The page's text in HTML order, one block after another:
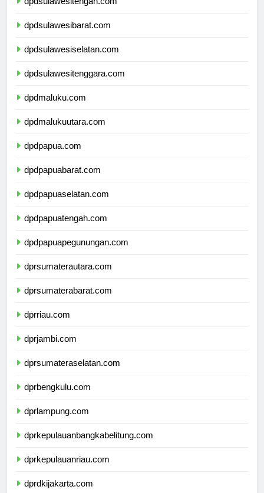
dpdsulawesibarat.com
dpdsulawesiselatan.com
dpdsulawesitenggara.com
dpdmaluku.com
dpdmalukuutara.com
dpdpapua.com
dpdpapuabarat.com
dpdpapuaselatan.com
dpdpapuatengah.com
dpdpapuapegunungan.com
dprsumaterautara.com
dprsumaterabarat.com
dprriau.com
dprjambi.com
dprsumateraselatan.com
dprbengkulu.com
dprlampung.com
dprkepulauanbangkabelitung.com
dprkepulauanriau.com
dprdkijakarta.com